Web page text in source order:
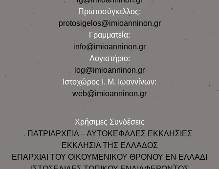
Πρωτοσύγκελλος:
protosigelos@imioanninon.gr
Γραμματεία:
info@imioanninon.gr
Λογιστήριο:
log@imioanninon.gr
Ιστοχώρος Ι. Μ. Ιωαννίνων:
web@imioanninon.gr
Χρήσιμες Συνδέσεις
ΠΑΤΡΙΑΡΧΕΙΑ – ΑΥΤΟΚΕΦΑΛΕΣ ΕΚΚΛΗΣΙΕΣ
ΕΚΚΛΗΣΙΑ ΤΗΣ ΕΛΛΑΔΟΣ
ΕΠΑΡΧΙΑΙ ΤΟΥ ΟΙΚΟΥΜΕΝΙΚΟΥ ΘΡΟΝΟΥ ΕΝ ΕΛΛΑΔΙ